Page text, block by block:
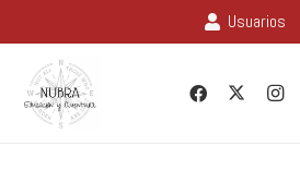
Usuarios